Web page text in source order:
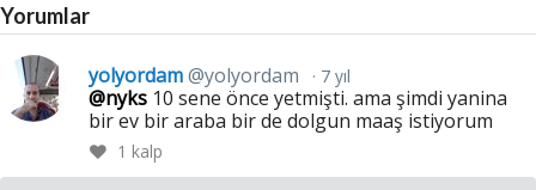
Yorumlar
yolyordam@yolyordam 7 yıl
@nyks 10 sene önce yetmişti. ama şimdi yanina
bir ev bir araba bir de dolgun maaş istiyorum
1 kalp